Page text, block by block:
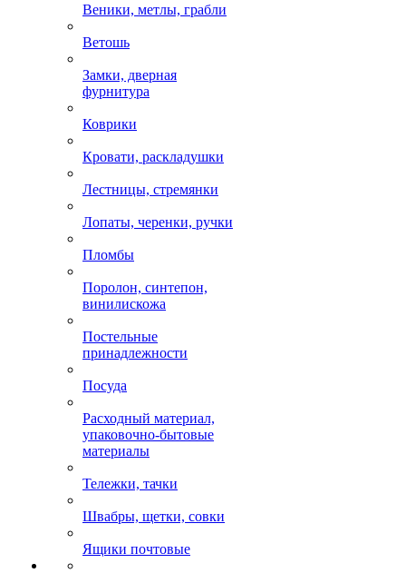
Веники, метлы, грабли
Ветошь
Замки, дверная
фурнитура
Коврики
Кровати, раскладушки
Лестницы, стремянки
Лопаты, черенки, ручки
Пломбы
Поролон, синтепон,
винилискожа
Постельные
принадлежности
Посуда
Расходный материал,
упаковочно-бытовые
материалы
Тележки, тачки
Швабры, щетки, совки
Ящики почтовые